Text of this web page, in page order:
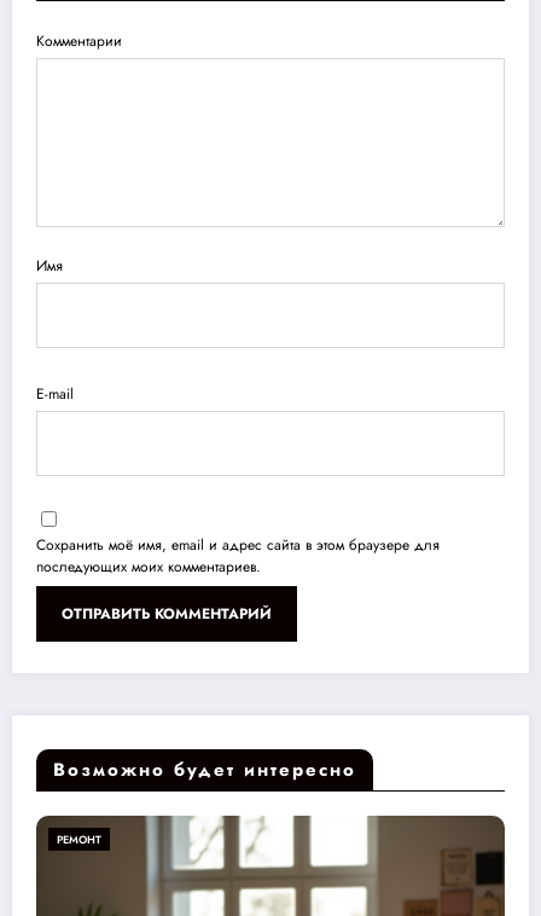
Комментарии
Имя
E-mail
Сохранить моё имя, email и адрес сайта в этом браузере для
последующих моих комментариев.
Возможно будет интересно